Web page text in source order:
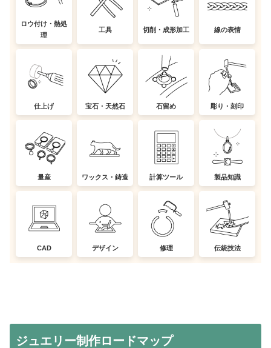
ロウ付け・熱処
理
工具 切削・成形加工 線の表情
仕上げ 宝石・天然石 石留め 彫り・刻印
量産 ワックス・鋳造 計算ツール 製品知識
CAD デザイン 修理 伝統技法
ジュエリー制作ロードマップ